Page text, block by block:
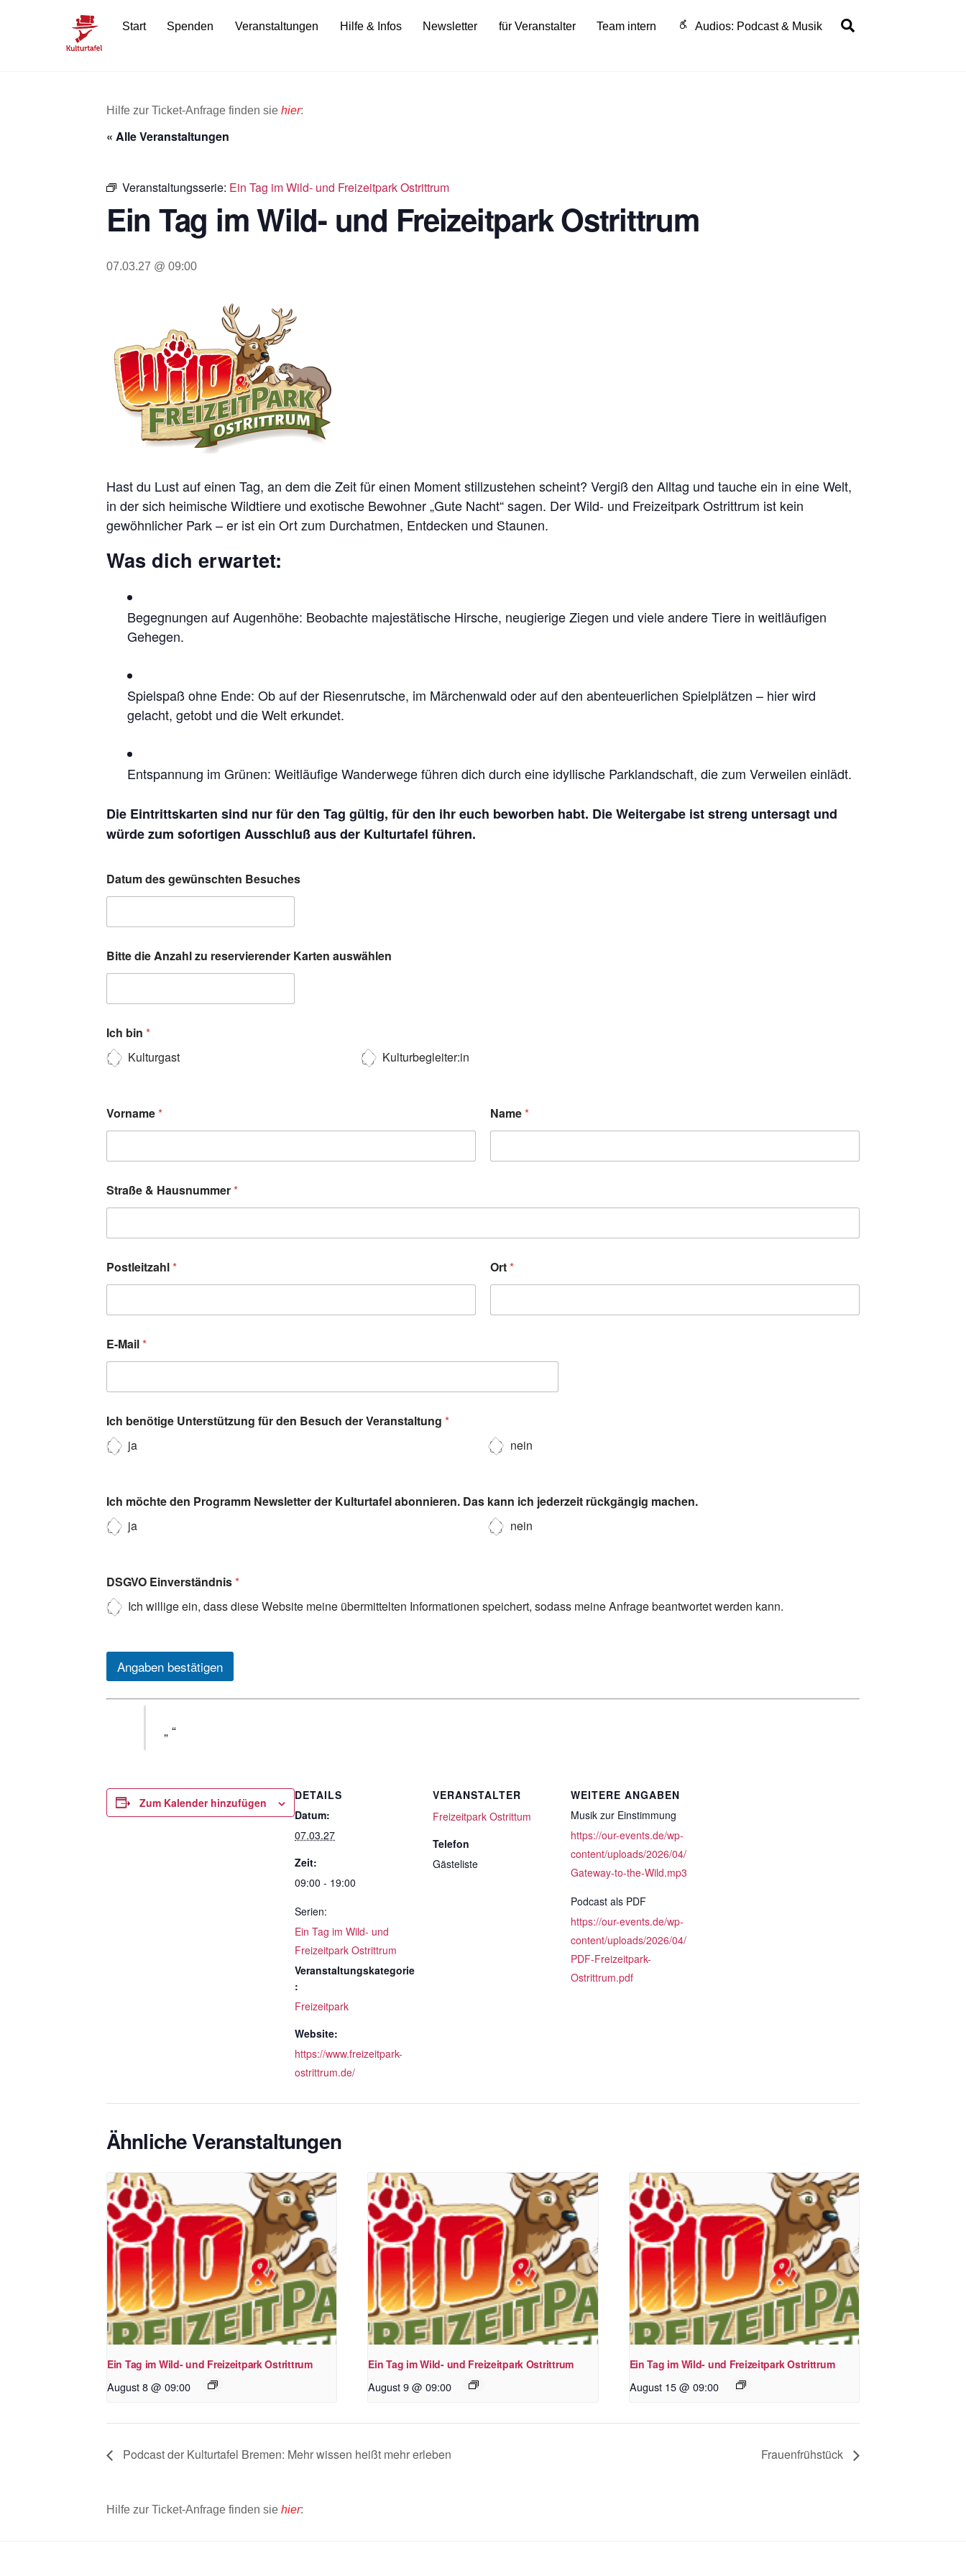
Start Spenden Veranstaltungen Hilfe & Infos Newsletter für Veranstalter Team intern Audios: Podcast & Musik
Hilfe zur Ticket-Anfrage finden sie hier:
« Alle Veranstaltungen
Veranstaltungsserie: Ein Tag im Wild- und Freizeitpark Ostrittrum
Ein Tag im Wild- und Freizeitpark Ostrittrum
07.03.27 @ 09:00
Hast du Lust auf einen Tag, an dem die Zeit für einen Moment stillzustehen scheint? Vergiß den Alltag und tauche ein in eine Welt,
in der sich heimische Wildtiere und exotische Bewohner „Gute Nacht“ sagen. Der Wild- und Freizeitpark Ostrittrum ist kein
gewöhnlicher Park – er ist ein Ort zum Durchatmen, Entdecken und Staunen.
Was dich erwartet:
Begegnungen auf Augenhöhe: Beobachte majestätische Hirsche, neugierige Ziegen und viele andere Tiere in weitläufigen
Gehegen.
Spielspaß ohne Ende: Ob auf der Riesenrutsche, im Märchenwald oder auf den abenteuerlichen Spielplätzen – hier wird
gelacht, getobt und die Welt erkundet.
Entspannung im Grünen: Weitläufige Wanderwege führen dich durch eine idyllische Parklandschaft, die zum Verweilen einlädt.
Die Eintrittskarten sind nur für den Tag gültig, für den ihr euch beworben habt. Die Weitergabe ist streng untersagt und
würde zum sofortigen Ausschluß aus der Kulturtafel führen.
Datum des gewünschten Besuches
Bitte die Anzahl zu reservierender Karten auswählen
Ich bin *
Kulturgast
Kulturbegleiter:in
Vorname* Name*
Straße & Hausnummer*
Postleitzahl* Ort*
E-Mail*
Ich benötige Unterstützung für den Besuch der Veranstaltung *
ja
nein
Ich möchte den Programm Newsletter der Kulturtafel abonnieren. Das kann ich jederzeit rückgängig machen.
ja
nein
DSGVO Einverständnis*
Ich willige ein, dass diese Website meine übermittelten Informationen speichert, sodass meine Anfrage beantwortet werden kann.
Angaben bestätigen
Zum Kalender hinzufügen
DETAILS
Datum:
07.03.27
Zeit:
09:00 - 19:00
Serien:
Ein Tag im Wild- und
Freizeitpark Ostrittrum
Veranstaltungskategorie
:
Freizeitpark
Website:
https://www.freizeitpark-
ostrittrum.de/
VERANSTALTER
Freizeitpark Ostrittum
Telefon
Gästeliste
WEITERE ANGABEN
Musik zur Einstimmung
https://our-events.de/wp-
content/uploads/2026/04/
Gateway-to-the-Wild.mp3
Podcast als PDF
https://our-events.de/wp-
content/uploads/2026/04/
PDF-Freizeitpark-
Ostrittrum.pdf
Ähnliche Veranstaltungen
Ein Tag im Wild- und Freizeitpark Ostrittrum
August 8 @ 09:00
Ein Tag im Wild- und Freizeitpark Ostrittrum
August 9 @ 09:00
Ein Tag im Wild- und Freizeitpark Ostrittrum
August 15 @ 09:00
Podcast der Kulturtafel Bremen: Mehr wissen heißt mehr erleben Frauenfrühstück
Hilfe zur Ticket-Anfrage finden sie hier: